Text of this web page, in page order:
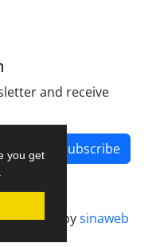
you get
and receive
Subscribe
designed bysinaweb